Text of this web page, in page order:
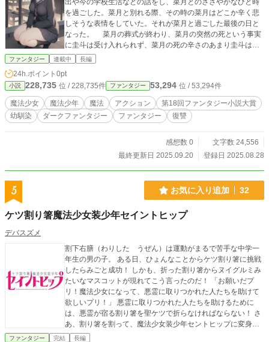
出や今の学校生活などの話をし、菜月とのささやかなひと時
を過ごした。菜月と別れる際、その時の菜月はどこか辛く悲
しそうな表情をしていた。それが菜月と過ごした最後の日と
なった。 菜月の葬式が終わり、菜月の突然の死という事実
に圭斗は受け入れられず、菜月の死の辛さのあまり圭斗は廃
人となり、自身の部屋に引き籠るようになった。そんな時突
で、菜月と最後に過ごした公園でその女子高生…長瀬咲希か
ら河北菜月は魔法少女であったことと、それが菜月の死と関
係があることを知らされる。 菜月のこと、魔法少女とそれ
に敵対する黒獣の存在を知った俺は菜月の死の真相を明らか
にするため、圭斗自身も魔法少女（魔法少年）になることを
ファンタジー 連載中 長編
24h.ポイント 0pt
小説 228,735 位 / 228,735件 ファンタジー 53,294 位 / 53,294件
魔法少女 魔法少年 魔法 アクション
第18回ファンタジー小説大賞
幼馴染
ダークファンタジー ファンタジー 復讐
感想数 0
文字数 24,556
最終更新日 2025.09.20
登録日 2025.08.28
5 お気に入り追加 32
ケツ割り箸魔法少女装少年セイントヒップ
デバスズメ
割下右膳（わりした うぜん）は運動がまるで苦手な中学一
年生の男の子。 ある日、ひょんなことからケツ割り箸に挑戦
したらみごと成功！ しかも、折った割り箸からヌイグルミみ
たいなマスコットが現れてこう言ったのだ！ 「お願いだプ
リ！魔法少女になって、悪霊に取りつかれた人たちを助けて
欲しいプリ！」 悪霊に取りつかれた人たちを助けるために
は、悪霊が宿る割り箸を聖ケツで折らなければならない！ さ
あ、割り箸を割って、魔法少女装少年セントヒップに変身
だ！ 魔法のパワーでスーパーアクロバットを決めて、悪霊を
ファンタジー 完結 長編